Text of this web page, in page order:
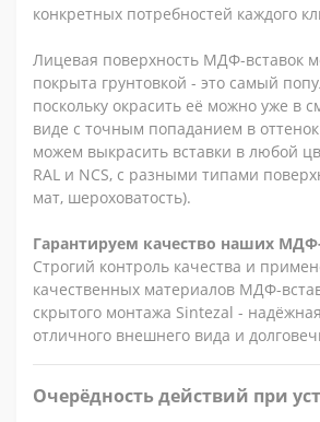
конкретных потребностей каждого
Лицевая поверхность МДФ-вставок
покрыта грунтовкой - это самый
поскольку окрасить её можно уже в
виде с точным попаданием в
можем выкрасить вставки в любой
RAL и NCS, с разными типами
мат, шероховатость).
Гарантируем качество наших
Строгий контроль качества и
качественных материалов МДФ-
скрытого монтажа Sintezal -
отличного внешнего вида и
Очерёдность действий при